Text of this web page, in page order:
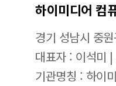
하이미디어 컴
경기 성남시 중
대표자 : 이석미
기관명칭 : 하이